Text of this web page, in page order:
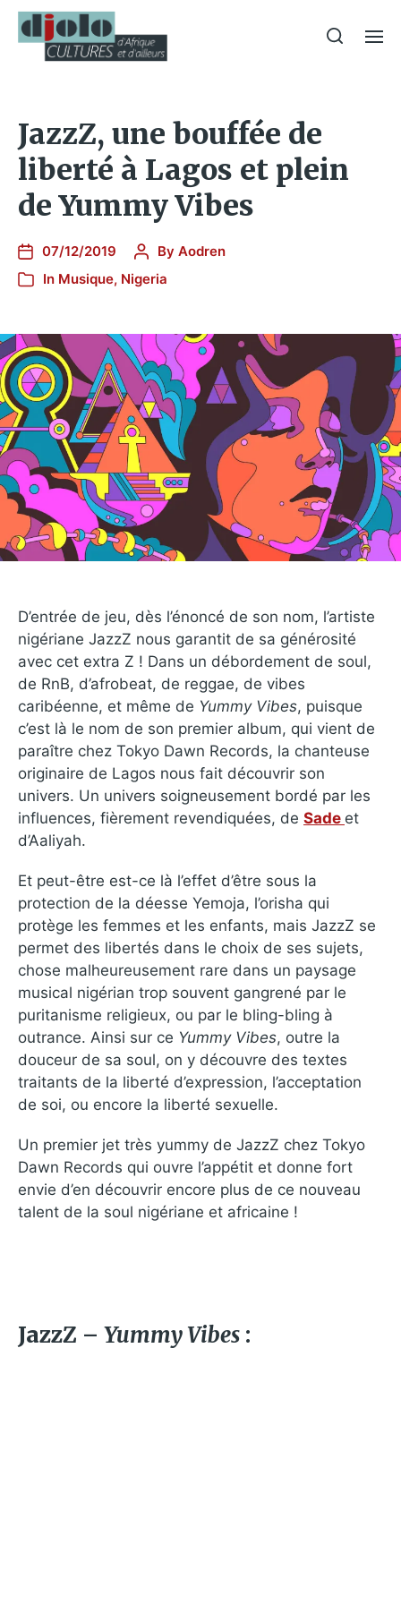
JazzZ, une bouffée de
liberté à Lagos et plein
de Yummy Vibes
07/12/2019 By Aodren
In Musique, Nigeria
D’entrée de jeu, dès l’énoncé de son nom, l’artiste
nigériane JazzZ nous garantit de sa générosité
avec cet extra Z ! Dans un débordement de soul,
de RnB, d’afrobeat, de reggae, de vibes
caribéenne, et même de Yummy Vibes, puisque
c’est là le nom de son premier album, qui vient de
paraître chez Tokyo Dawn Records, la chanteuse
originaire de Lagos nous fait découvrir son
univers. Un univers soigneusement bordé par les
influences, fièrement revendiquées, de Sade et
d’Aaliyah.
Et peut-être est-ce là l’effet d’être sous la
protection de la déesse Yemoja, l’orisha qui
protège les femmes et les enfants, mais JazzZ se
permet des libertés dans le choix de ses sujets,
chose malheureusement rare dans un paysage
musical nigérian trop souvent gangrené par le
puritanisme religieux, ou par le bling-bling à
outrance. Ainsi sur ce Yummy Vibes, outre la
douceur de sa soul, on y découvre des textes
traitants de la liberté d’expression, l’acceptation
de soi, ou encore la liberté sexuelle.
Un premier jet très yummy de JazzZ chez Tokyo
Dawn Records qui ouvre l’appétit et donne fort
envie d’en découvrir encore plus de ce nouveau
talent de la soul nigériane et africaine !
JazzZ – Yummy Vibes :